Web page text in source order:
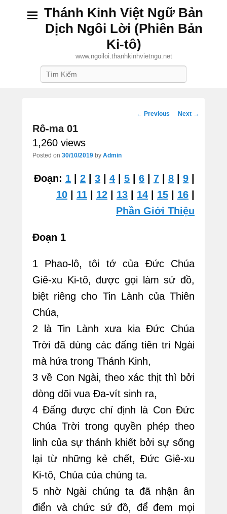
Thánh Kinh Việt Ngữ Bản
Dịch Ngôi Lời (Phiên Bản
Ki-tô)
www.ngoiloi.thanhkinhvietngu.net
Post
← Previous Next →
Rô-ma 01
1,260 views
Posted on 30/10/2019 by Admin
Đoạn: 1 2 3 4 5 6 7 8 9
10
11 12 13 14 15 16
Phần Giới Thiệu
Đoạn 1
1 Phao-lô, tôi tớ của Đức Chúa
Giê-xu Ki-tô, được gọi làm sứ đồ,
biệt riêng cho Tin Lành của Thiên
Chúa,
2 là Tin Lành xưa kia Đức Chúa
Trời đã dùng các đấng tiên tri Ngài
mà hứa trong Thánh Kinh,
3 về Con Ngài, theo xác thịt thì bởi
dòng dõi vua Đa-vít sinh ra,
4 Đấng được chỉ định là Con Đức
Chúa Trời trong quyền phép theo
linh của sự thánh khiết bởi sự sống
lại từ những kẻ chết, Đức Giê-xu
Ki-tô, Chúa của chúng ta.
5 nhờ Ngài chúng ta đã nhận ân
điển và chức sứ đồ, để đem mọi